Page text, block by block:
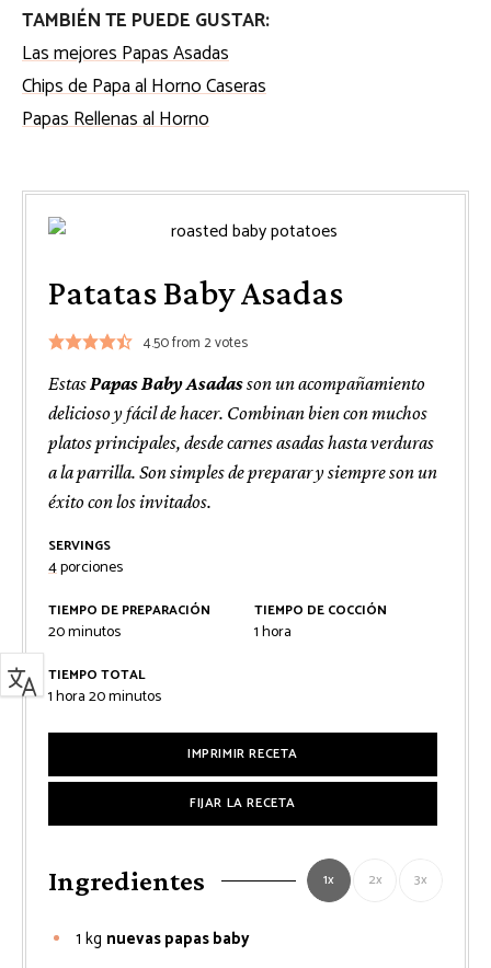
TAMBIÉN TE PUEDE GUSTAR:
Las mejores Papas Asadas
Chips de Papa al Horno Caseras
Papas Rellenas al Horno
Patatas Baby Asadas
4.50from 2votes
EstasPapas Baby Asadasson un acompañamiento
delicioso y fácil de hacer. Combinan bien con muchos
platos principales, desde carnes asadas hasta verduras
a la parrilla. Son simples de preparar y siempre son un
éxito con los invitados.
SERVINGS
4porciones
TIEMPO DE PREPARACIÓN
20minutos
minutos
TIEMPO DE COCCIÓN
1hora
hora
TIEMPO TOTAL
1hora
hora20minutos
minutos
IMPRIMIR RECETA
FIJAR LA RECETA
Ingredientes 1x 2x 3x
1 kg nuevas papas baby